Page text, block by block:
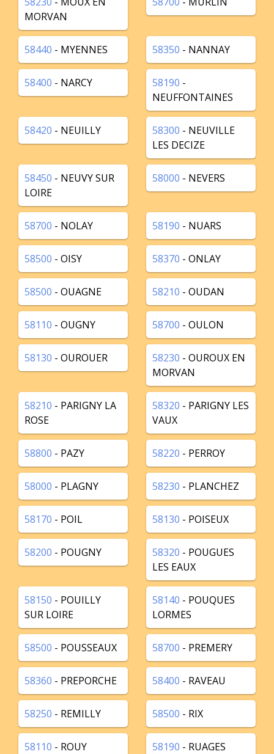
MORVAN
58440 - MYENNES 58350 - NANNAY
58400 - NARCY 58190 -
NEUFFONTAINES
58420 - NEUILLY 58300 - NEUVILLE
LES DECIZE
58450 - NEUVY SUR
LOIRE
58000 - NEVERS
58700 - NOLAY 58190 - NUARS
58500 - OISY 58370 - ONLAY
58500 - OUAGNE 58210 - OUDAN
58110 - OUGNY 58700 - OULON
58130 - OUROUER 58230 - OUROUX EN
MORVAN
58210 - PARIGNY LA
ROSE
58320 - PARIGNY LES
VAUX
58800 - PAZY 58220 - PERROY
58000 - PLAGNY 58230 - PLANCHEZ
58170 - POIL 58130 - POISEUX
58200 - POUGNY 58320 - POUGUES
LES EAUX
58150 - POUILLY
SUR LOIRE
58140 - POUQUES
LORMES
58500 - POUSSEAUX 58700 - PREMERY
58360 - PREPORCHE 58400 - RAVEAU
58250 - REMILLY 58500 - RIX
58110 - ROUY 58190 - RUAGES